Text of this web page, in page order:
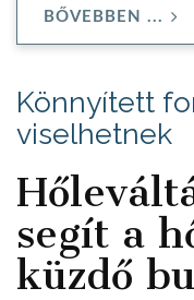
BŐVEBBEN ...
Könnyített
viselhetnek
segít a
küzdő